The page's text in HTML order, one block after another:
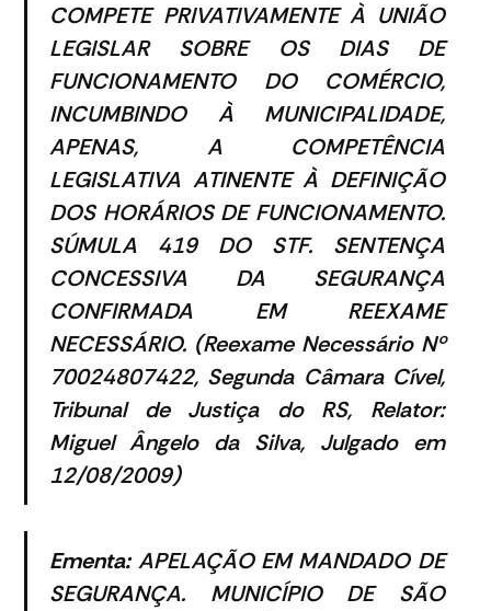
COMPETE PRIVATIVAMENTE À UNIÃO
LEGISLAR SOBRE OS DIAS DE
FUNCIONAMENTO DO COMÉRCIO,
INCUMBINDO À MUNICIPALIDADE,
APENAS, A COMPETÊNCIA
LEGISLATIVA ATINENTE À DEFINIÇÃO
DOS HORÁRIOS DE FUNCIONAMENTO.
SÚMULA 419 DO STF. SENTENÇA
CONCESSIVA DA SEGURANÇA
CONFIRMADA EM REEXAME
NECESSÁRIO. (Reexame Necessário Nº
70024807422, Segunda Câmara Cível,
Tribunal de Justiça do RS, Relator:
Miguel Ângelo da Silva, Julgado em
12/08/2009)
Ementa:APELAÇÃO EM MANDADO DE
SEGURANÇA. MUNICÍPIO DE SÃO